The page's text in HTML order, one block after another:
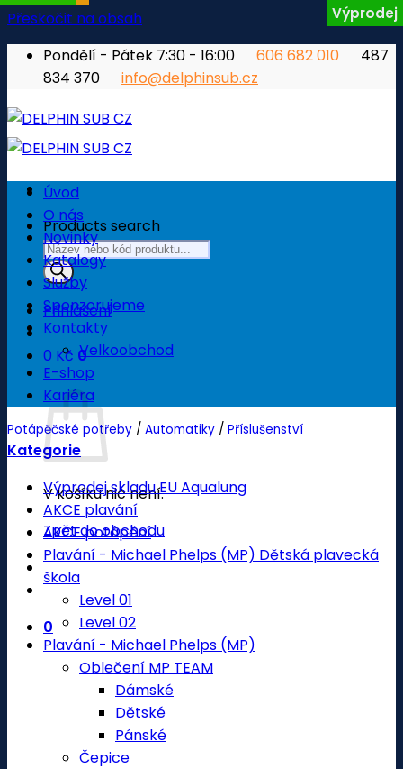
Přeskočit na obsah
Pondělí - Pátek 7:30 - 16:00
606 682 010
487
834 370
info@delphinsub.cz
Products search
Přihlášení
0 Kč 0
Košík
V košíku nic není.
Zpět do obchodu
0
Úvod
O nás
Novinky
Katalogy
Služby
Sponzorujeme
Kontakty
Velkoobchod
E-shop
Kariéra
Potápěčské potřeby / Automatiky / Příslušenství
Kategorie
Výprodej skladu EU Aqualung
AKCE plavání
AKCE potápění
Plavání - Michael Phelps (MP) Dětská plavecká
škola
Level 01
Level 02
Plavání - Michael Phelps (MP)
Oblečení MP TEAM
Dámské
Dětské
Pánské
Čepice
Výprodej